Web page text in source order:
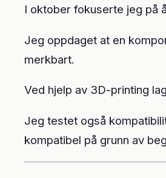
I oktober fokuserte jeg på
Jeg oppdaget at en
merkbart.
Ved hjelp av 3D-printing
Jeg testet også
kompatibel på grunn av